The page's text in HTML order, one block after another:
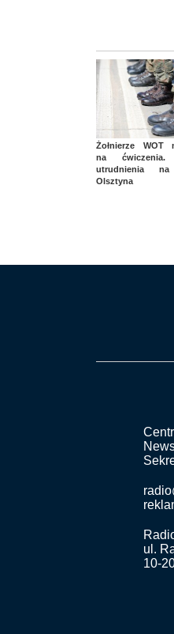
Żołnierze WOT
na ćwiczenia.
utrudnienia
Olsztyna
ul.
10-